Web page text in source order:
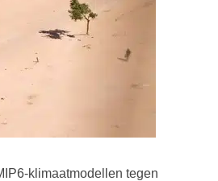
klimaatmodellen tegen